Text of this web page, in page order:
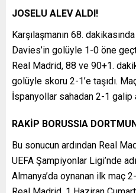
JOSELU ALEV ALDI!
Karşılaşmanın 68.
Davies’in golüyle 1-0 öne
Real Madrid, 88 ve 90+1.
golüyle skoru 2-1’e taşıdı.
İspanyollar sahadan 2-1 galip
RAKİP BORUSSIA
Bu sonucun ardından Real
UEFA Şampiyonlar Ligi’nde
Almanya’da oynanan ilk maç